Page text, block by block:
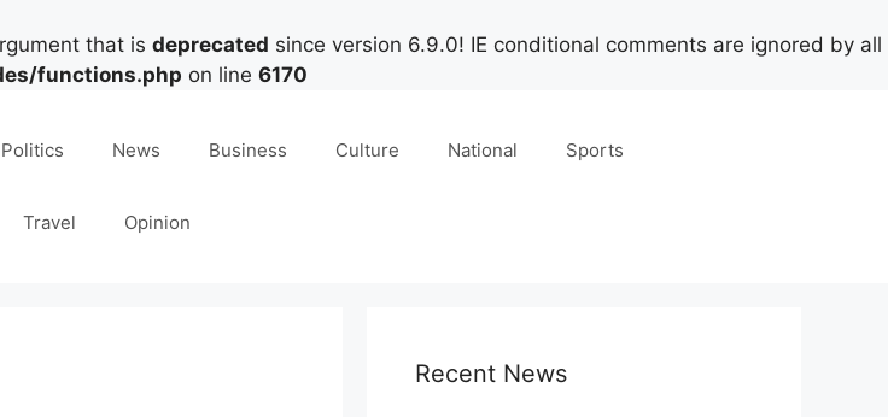
that is deprecated since version 6.9.0! IE conditional comments are ignored by all
functions.php on line 6170
Politics News Business Culture National Sports
Travel Opinion
Recent News